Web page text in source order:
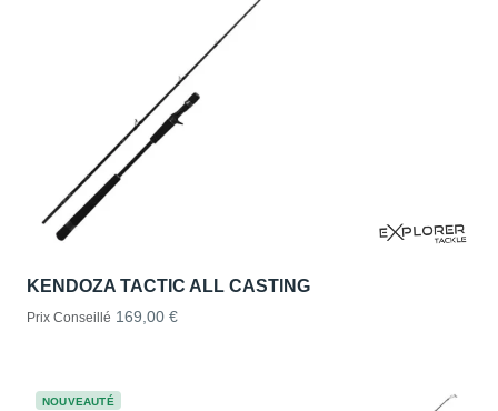
KENDOZA TACTIC ALL CASTING
Prix Conseillé 169,00 €
NOUVEAUTÉ